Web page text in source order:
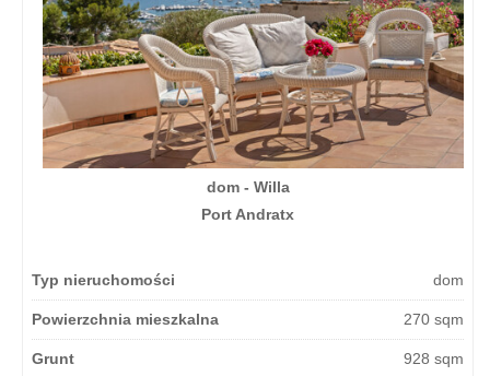
dom - Willa
Port Andratx
Typ nieruchomości dom
Powierzchnia mieszkalna 270 sqm
Grunt 928 sqm